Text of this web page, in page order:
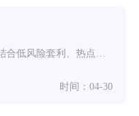
代币交易挣钱最快的核心路径，是结合低风险套利、热点赛道埋伏、短线高胜率交易与合规打新的组合
时间：04-30